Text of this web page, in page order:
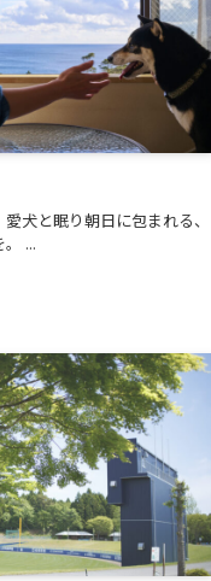
犬と眠り朝日に包まれる、
...